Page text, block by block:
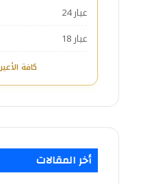
عيار 24
عيار 18
كافة
أخر المقالات